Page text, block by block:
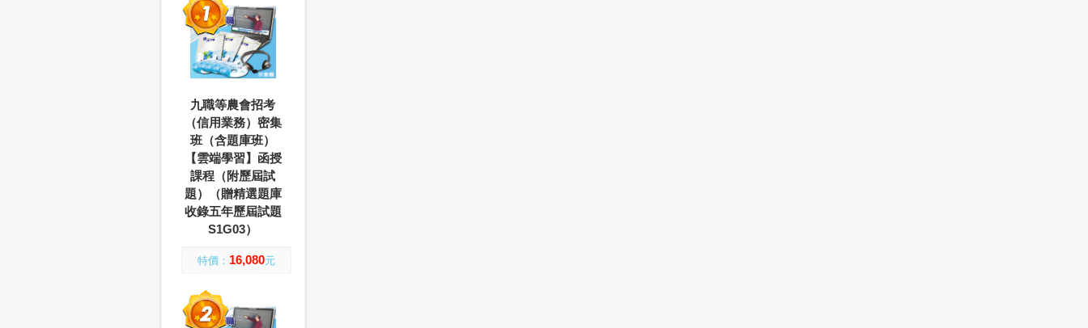
九職等農會招考
（信用業務）密集
班（含題庫班）
【雲端學習】函授
課程（附歷屆試
題）（贈精選題庫
收錄五年歷屆試題
S1G03）
特價： 16,080元